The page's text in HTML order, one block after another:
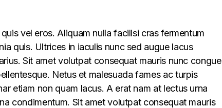
vel eros. Aliquam nulla facilisi cras fermentum
quis. Ultrices in iaculis nunc sed augue lacus
Sit amet volutpat consequat mauris nunc congue
Netus et malesuada fames ac turpis
etiam non quam lacus. A erat nam at lectus urna
condimentum. Sit amet volutpat consequat mauris